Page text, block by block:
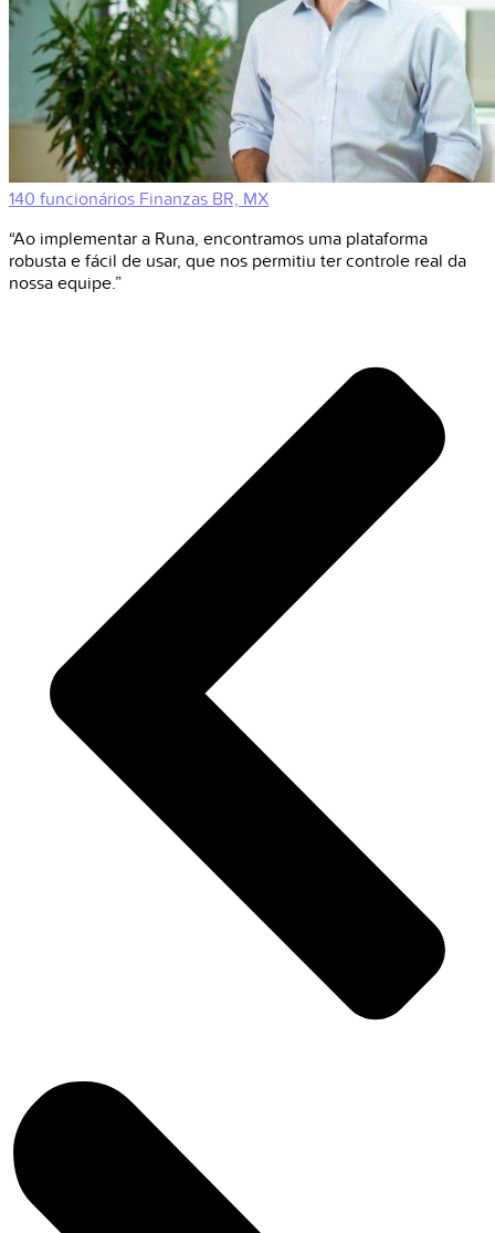
140 funcionários Finanzas BR, MX
“Ao implementar a Runa, encontramos uma plataforma
robusta e fácil de usar, que nos permitiu ter controle real da
nossa equipe.”